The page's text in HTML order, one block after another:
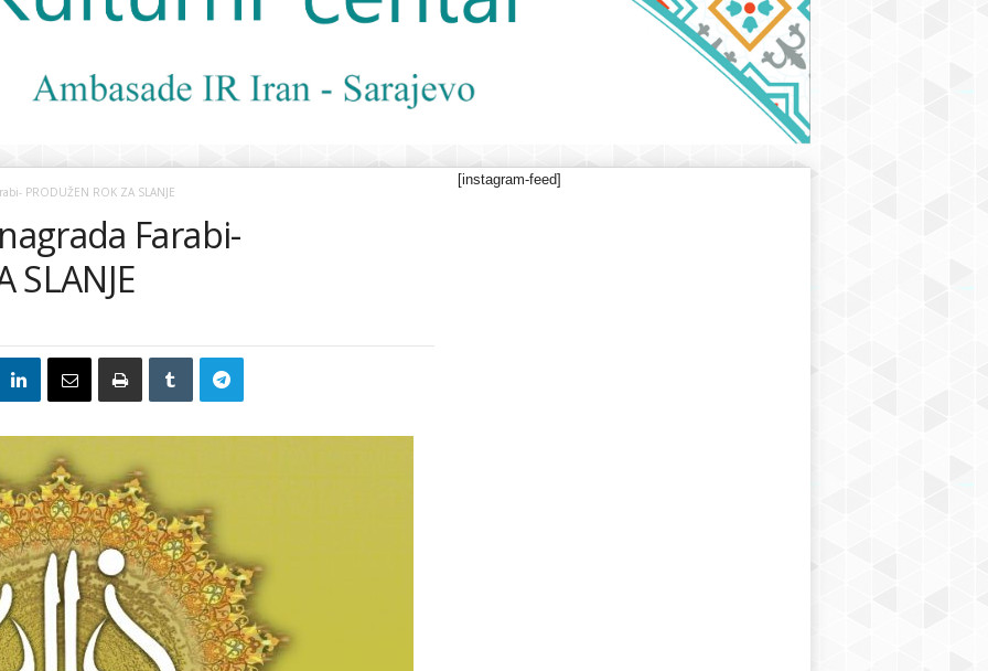
PRODUŽEN ROK ZA SLANJE
Farabi-
SLANJE
[instagram-feed]